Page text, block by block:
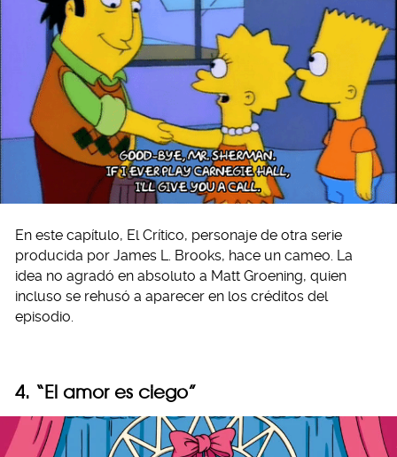
En este capítulo, El Crítico, personaje de otra serie
producida por James L. Brooks, hace un cameo. La
idea no agradó en absoluto a Matt Groening, quien
incluso se rehusó a aparecer en los créditos del
episodio.
4. “El amor es ciego”